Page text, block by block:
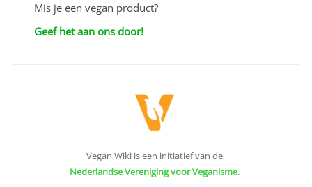
Mis je een vegan product?
Geef het aan ons door!
Vegan Wiki is een initiatief van de
Nederlandse Vereniging voor Veganisme.